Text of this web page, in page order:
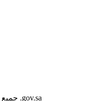
جميع روابط المواقع الرسمية التابعة للجهات الحكومية في المملكة العربية السعودية تنتهي بـ .gov.sa